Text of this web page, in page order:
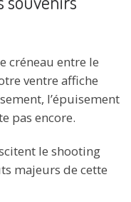
créneau entre le
ventre affiche
l’épuisement
pas encore.
le shooting
majeurs de cette